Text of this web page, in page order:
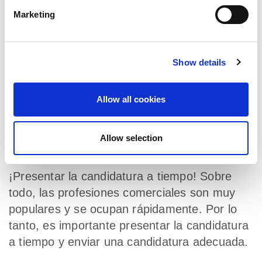
settings area.
Marketing
Show details
Allow all cookies
Allow selection
padrino para plantearle preguntas. Por tanto,
teníamos una persona de contacto directa
que había experimentado la misma situación
hacía poco. En general, estamos bien
¿Qué consejos tiene para los jóvenes que
también están interesados en la formación
aquí?
¡Presentar la candidatura a tiempo! Sobre
todo, las profesiones comerciales son muy
populares y se ocupan rápidamente. Por lo
tanto, es importante presentar la candidatura
a tiempo y enviar una candidatura adecuada.